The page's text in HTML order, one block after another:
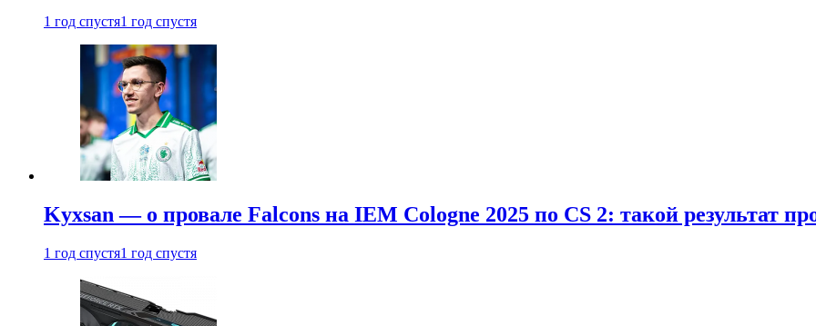
1 год спустя1 год спустя
Kyxsan — о провале Falcons на IEM Cologne 2025 по CS 2: такой результат
1 год спустя1 год спустя